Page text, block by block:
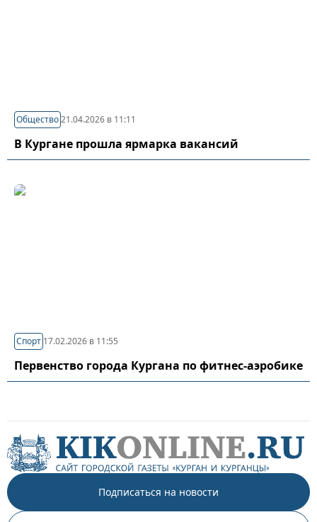
Общество21.04.2026 в 11:11
В Кургане прошла ярмарка вакансий
Спорт 17.02.2026 в 11:55
Первенство города Кургана по фитнес-аэробике
Подписаться на новости